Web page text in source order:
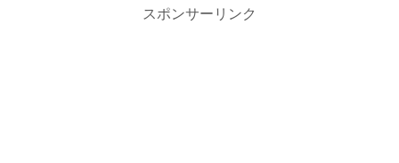
スポンサーリンク